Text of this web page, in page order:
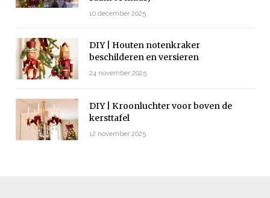
10 december 2025
DIY | Houten notenkraker
beschilderen en versieren
24 november 2025
DIY | Kroonluchter voor boven de
kersttafel
12 november 2025